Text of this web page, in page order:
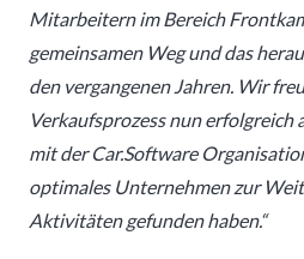
Mitarbeitern im Bereich
gemeinsamen Weg und das
den vergangenen Jahren. Wir
Verkaufsprozess nun
mit der Car.Software
optimales Unternehmen zur
Aktivitäten gefunden haben.“